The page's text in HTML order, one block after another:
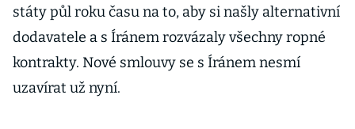
státy půl roku času na to, aby si našly alternativní
dodavatele a s Íránem rozvázaly všechny ropné
kontrakty. Nové smlouvy se s Íránem nesmí
uzavírat už nyní.